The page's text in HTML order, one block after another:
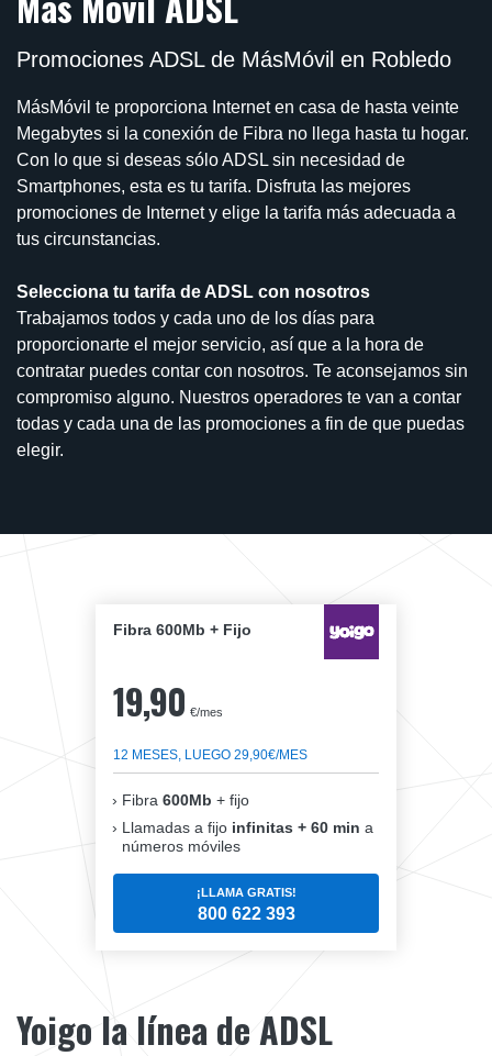
Promociones ADSL de MásMóvil en Robledo
MásMóvil te proporciona Internet en casa de hasta veinte
Megabytes si la conexión de Fibra no llega hasta tu hogar.
Con lo que si deseas sólo ADSL sin necesidad de
Smartphones, esta es tu tarifa. Disfruta las mejores
promociones de Internet y elige la tarifa más adecuada a
tus circunstancias.
Selecciona tu tarifa de ADSL con nosotros
Trabajamos todos y cada uno de los días para
proporcionarte el mejor servicio, así que a la hora de
contratar puedes contar con nosotros. Te aconsejamos sin
compromiso alguno. Nuestros operadores te van a contar
todas y cada una de las promociones a fin de que puedas
elegir.
Fibra 600Mb + Fijo
19,90 €/mes
12 MESES, LUEGO 29,90€/MES
Fibra 600Mb + fijo
Llamadas a fijo infinitas + 60 min a
números móviles
¡LLAMA GRATIS!
800 622 393
Yoigo la línea de ADSL